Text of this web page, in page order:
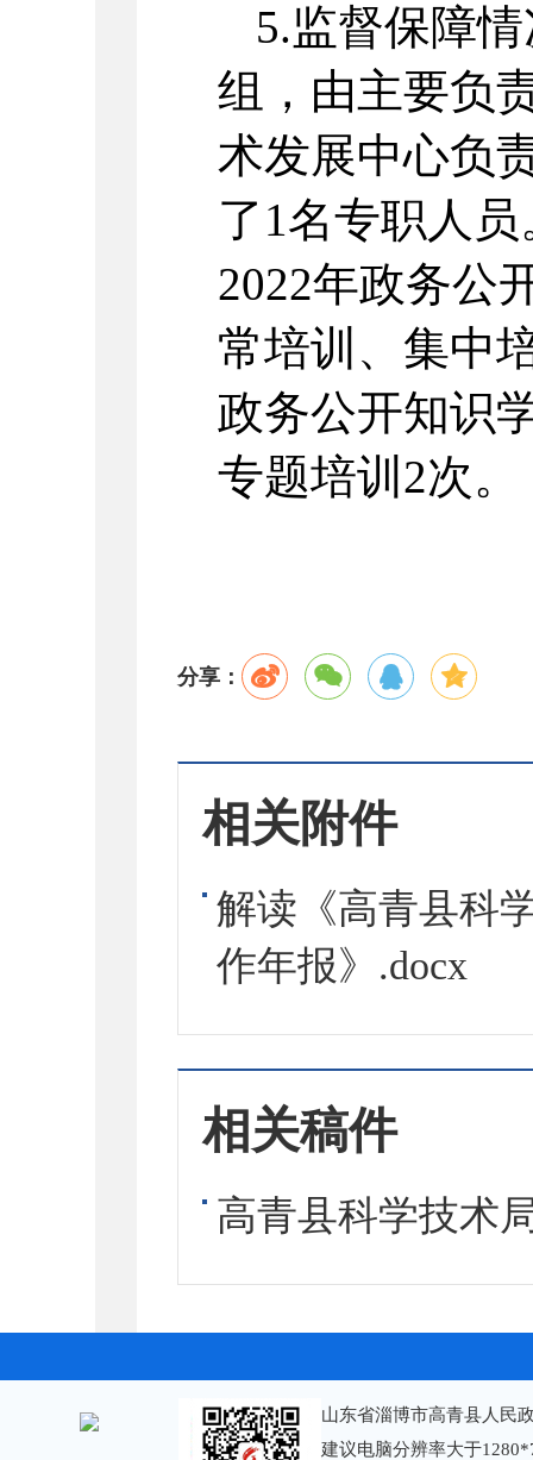
5.监督保障
组，由主要负
术发展中心负
了1名专职人
2022年政务公
常培训、集中
政务公开知识
专题培训2次。
分享：
相关附件
解读《高青县科
作年报》.docx
相关稿件
高青县科学技术
山东省淄博市高青县人民
建议电脑分辨率大于